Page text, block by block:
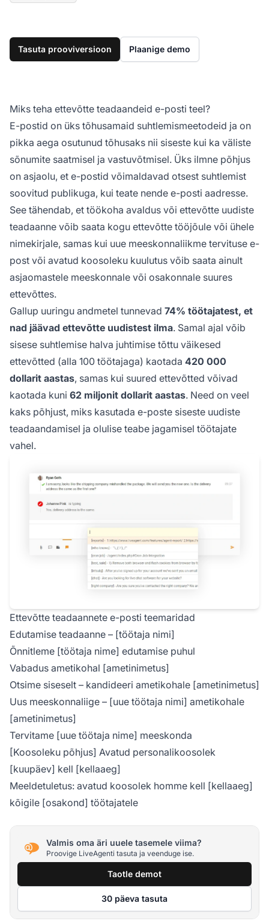
Tasuta prooviversioon Plaanige demo
Miks teha ettevõtte teadaandeid e-posti teel?
E-postid on üks tõhusamaid suhtlemismeetodeid ja on
pikka aega osutunud tõhusaks nii siseste kui ka väliste
sõnumite saatmisel ja vastuvõtmisel. Üks ilmne põhjus
on asjaolu, et e-postid võimaldavad otsest suhtlemist
soovitud publikuga, kui teate nende e-posti aadresse.
See tähendab, et töökoha avaldus või ettevõtte uudiste
teadaanne võib saata kogu ettevõtte tööjõule või ühele
nimekirjale, samas kui uue meeskonnaliikme tervituse e-
post või avatud koosoleku kuulutus võib saata ainult
asjaomastele meeskonnale või osakonnale suures
ettevõttes.
Gallup uuringu andmetel tunnevad 74% töötajatest, et
nad jäävad ettevõtte uudistest ilma. Samal ajal võib
sisese suhtlemise halva juhtimise tõttu väikesed
ettevõtted (alla 100 töötajaga) kaotada 420 000
dollarit aastas, samas kui suured ettevõtted võivad
kaotada kuni 62 miljonit dollarit aastas. Need on veel
kaks põhjust, miks kasutada e-poste siseste uudiste
teadaandamisel ja olulise teabe jagamisel töötajate
vahel.
Ettevõtte teadaannete e-posti teemaridad
Edutamise teadaanne – [töötaja nimi]
Õnnitleme [töötaja nime] edutamise puhul
Vabadus ametikohal [ametinimetus]
Otsime siseselt – kandideeri ametikohale [ametinimetus]
Uus meeskonnaliige – [uue töötaja nimi] ametikohale
[ametinimetus]
Tervitame [uue töötaja nime] meeskonda
[Koosoleku põhjus] Avatud personalikoosolek
[kuupäev] kell [kellaaeg]
Meeldetuletus: avatud koosolek homme kell [kellaaeg]
kõigile [osakond] töötajatele
Valmis oma äri uuele tasemele viima?
Proovige LiveAgenti tasuta ja veenduge ise.
Taotle demot
30 päeva tasuta